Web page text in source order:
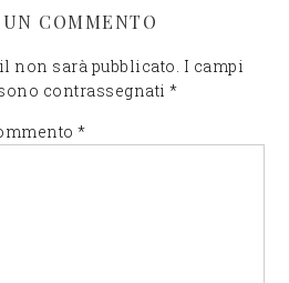
COMMENTO
non sarà pubblicato. I campi
contrassegnati*
*